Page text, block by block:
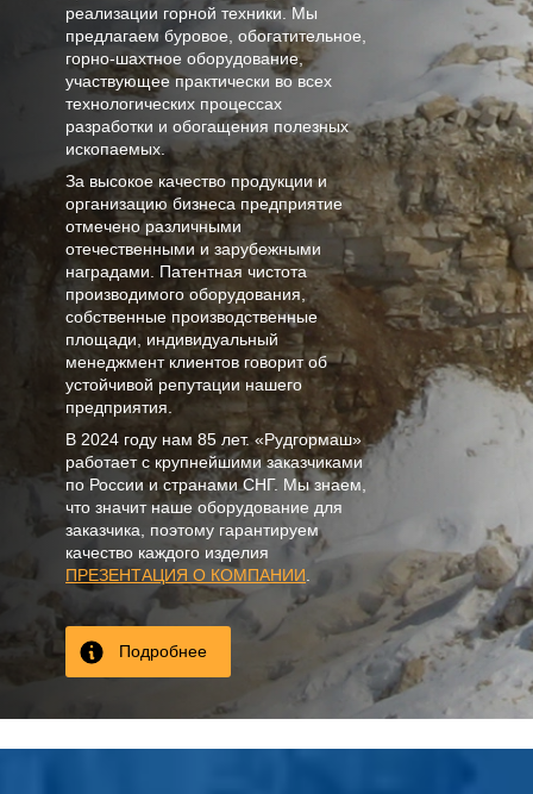
реализации горной техники. Мы
предлагаем буровое, обогатительное,
горно-шахтное оборудование,
участвующее практически во всех
технологических процессах
разработки и обогащения полезных
ископаемых.
За высокое качество продукции и
организацию бизнеса предприятие
отмечено различными
отечественными и зарубежными
наградами. Патентная чистота
производимого оборудования,
собственные производственные
площади, индивидуальный
менеджмент клиентов говорит об
устойчивой репутации нашего
предприятия.
В 2024 году нам 85 лет. «Рудгормаш»
работает с крупнейшими заказчиками
по России и странами СНГ. Мы знаем,
что значит наше оборудование для
заказчика, поэтому гарантируем
качество каждого изделия
ПРЕЗЕНТАЦИЯ О КОМПАНИИ
Подробнее